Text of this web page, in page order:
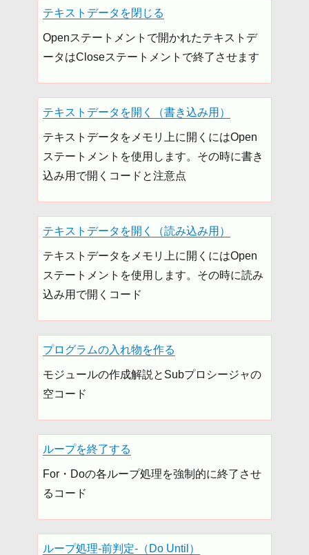
テキストデータを閉じる
Openステートメントで開かれたテキストデ
ータはCloseステートメントで終了させます
テキストデータを開く（書き込み用）
テキストデータをメモリ上に開くにはOpen
ステートメントを使用します。その時に書き
込み用で開くコードと注意点
テキストデータを開く（読み込み用）
テキストデータをメモリ上に開くにはOpen
ステートメントを使用します。その時に読み
込み用で開くコード
プログラムの入れ物を作る
モジュールの作成解説とSubプロシージャの
空コード
ループを終了する
For・Doの各ループ処理を強制的に終了させ
るコード
ループ処理-前判定-（Do Until）